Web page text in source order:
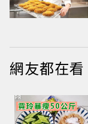
網友都在看
PR